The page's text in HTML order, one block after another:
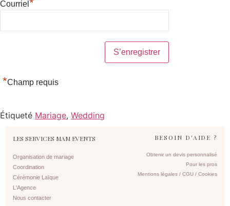
Courriel *
*Champ requis
Étiqueté Mariage, Wedding
LES SERVICES MAM EVENTS
Organisation de mariage
Coordination
Cérémonie Laïque
L'Agence
Nous contacter
BESOIN D'AIDE ?
Obtenir un devis personnalisé
Pour les pros
Mentions légales / CGU / Cookies